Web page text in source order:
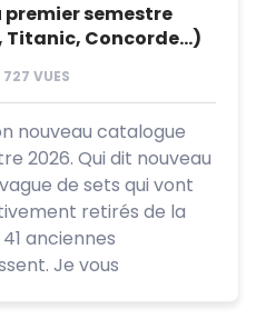
premier semestre
Titanic, Concorde…)
727 VUES
nouveau catalogue
2026. Qui dit nouveau
de sets qui vont
retirés de la
anciennes
Je vous